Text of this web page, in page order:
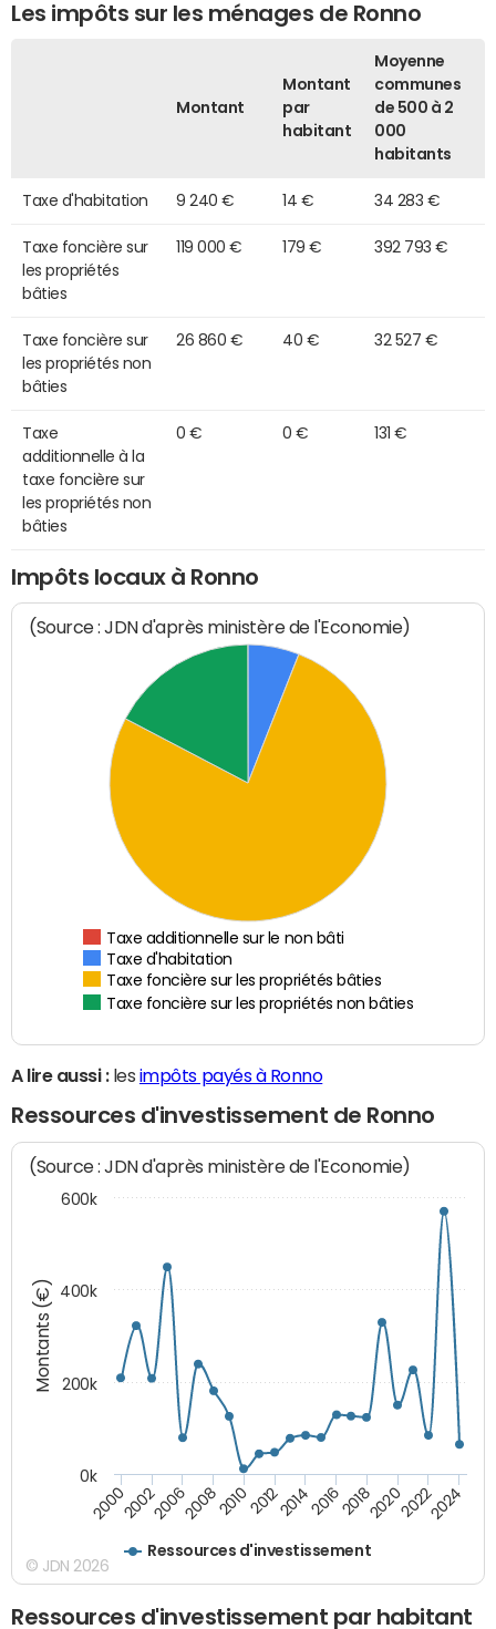
Les impôts sur les ménages de Ronno
Montant
Montant
par
habitant
Moyenne
communes
de 500 à 2
000
habitants
Taxe d'habitation 9 240 € 14 € 34 283 €
Taxe foncière sur
les propriétés
bâties
119 000 € 179 € 392 793 €
Taxe foncière sur
les propriétés non
bâties
26 860 € 40 € 32 527 €
Taxe
additionnelle à la
taxe foncière sur
les propriétés non
bâties
0 € 0 € 131 €
Impôts locaux à Ronno
(Source : JDN d'après ministère de l'Economie)
Taxe additionnelle sur le non bâti
Taxe d'habitation
Taxe foncière sur les propriétés bâties
Taxe foncière sur les propriétés non bâties
A lire aussi :les impôts payés à Ronno
Ressources d'investissement de Ronno
Montants (€)
(Source : JDN d'après ministère de l'Economie)
Ressources d'investissement
200020022006200820102012201420162018202020222024
0k
200k
400k
600k
© JDN 2026
Ressources d'investissement par habitant